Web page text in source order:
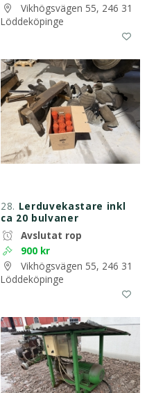
Vikhögsvägen 55, 246 31
Löddeköpinge
28. Lerduvekastare inkl
ca 20 bulvaner
Avslutat rop
900 kr
Vikhögsvägen 55, 246 31
Löddeköpinge